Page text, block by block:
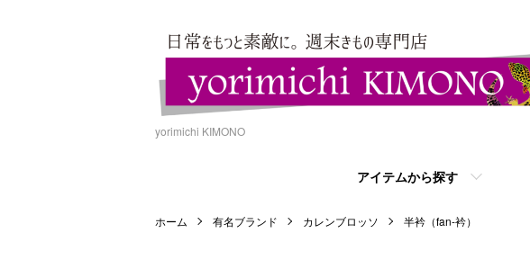
yorimichi KIMONO
アイテムから探す
ホーム 有名ブランド カレンブロッソ 半衿（fan-衿）